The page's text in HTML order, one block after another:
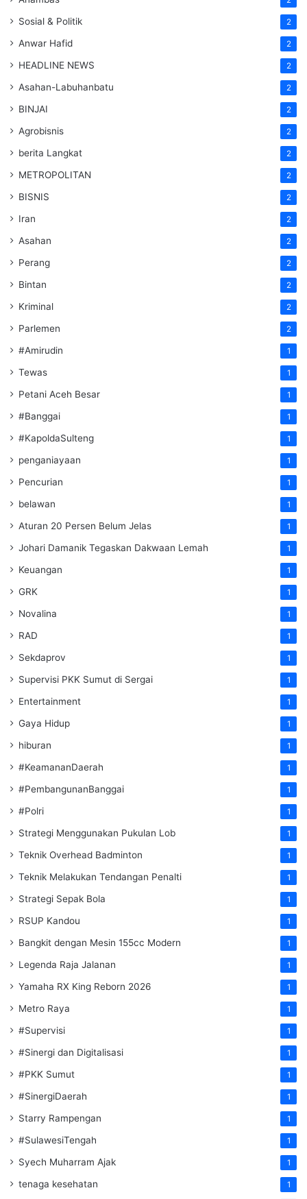
Sosial & Politik 2
Anwar Hafid 2
HEADLINE NEWS 2
Asahan-Labuhanbatu 2
BINJAI 2
Agrobisnis 2
berita Langkat 2
METROPOLITAN 2
BISNIS 2
Iran 2
Asahan 2
Perang 2
Bintan 2
Kriminal 2
Parlemen 2
#Amirudin 1
Tewas 1
Petani Aceh Besar 1
#Banggai 1
#KapoldaSulteng 1
penganiayaan 1
Pencurian 1
belawan 1
Aturan 20 Persen Belum Jelas 1
Johari Damanik Tegaskan Dakwaan Lemah 1
Keuangan 1
GRK 1
Novalina 1
RAD 1
Sekdaprov 1
Supervisi PKK Sumut di Sergai 1
Entertainment 1
Gaya Hidup 1
hiburan 1
#KeamananDaerah 1
#PembangunanBanggai 1
#Polri 1
Strategi Menggunakan Pukulan Lob 1
Teknik Overhead Badminton 1
Teknik Melakukan Tendangan Penalti 1
Strategi Sepak Bola 1
RSUP Kandou 1
Bangkit dengan Mesin 155cc Modern 1
Legenda Raja Jalanan 1
Yamaha RX King Reborn 2026 1
Metro Raya 1
#Supervisi 1
#Sinergi dan Digitalisasi 1
#PKK Sumut 1
#SinergiDaerah 1
Starry Rampengan 1
#SulawesiTengah 1
Syech Muharram Ajak 1
tenaga kesehatan 1